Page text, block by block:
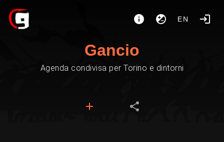
EN
Gancio
Agenda condivisa per Torino e dintorni